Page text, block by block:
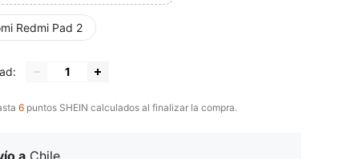
Redmi Pad 2
6 puntos SHEIN calculados al finalizar la compra.